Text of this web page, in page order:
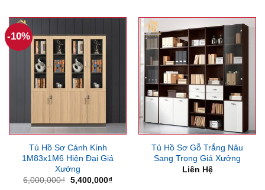
2,100,000₫.
-10%
Tủ Hồ Sơ Cánh Kính
1M83x1M6 Hiện Đại Giá
Xưởng
6,000,000₫ Giá
5,400,000₫Giá
Tủ Hồ Sơ Gỗ Trắng Nâu
Sang Trọng Giá Xưởng
Liên Hệ